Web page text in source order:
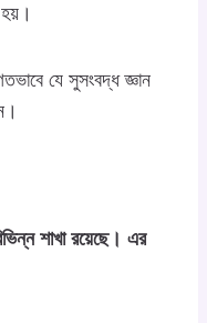
হয়।
যে সুসংবদ্ধ জ্ঞান
শাখা রয়েছে। এর